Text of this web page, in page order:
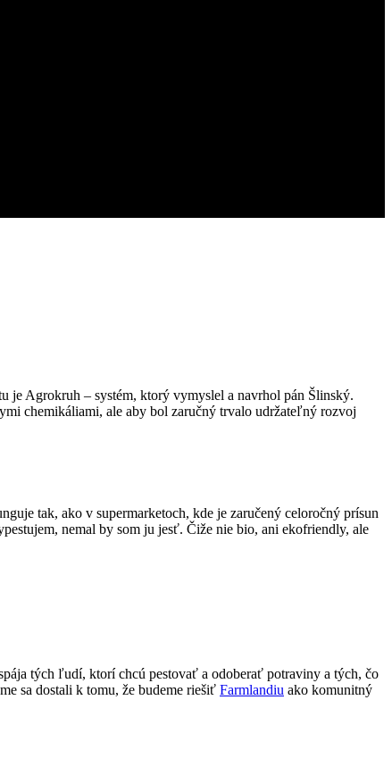
je Agrokruh – systém, ktorý vymyslel a navrhol pán Šlinský.
chemikáliami, ale aby bol zaručný trvalo udržateľný rozvoj
tak, ako v supermarketoch, kde je zaručený celoročný prísun
nemal by som ju jesť. Čiže nie bio, ani ekofriendly, ale
tých ľudí, ktorí chcú pestovať a odoberať potraviny a tých, čo
sa dostali k tomu, že budeme riešiť Farmlandiu ako komunitný